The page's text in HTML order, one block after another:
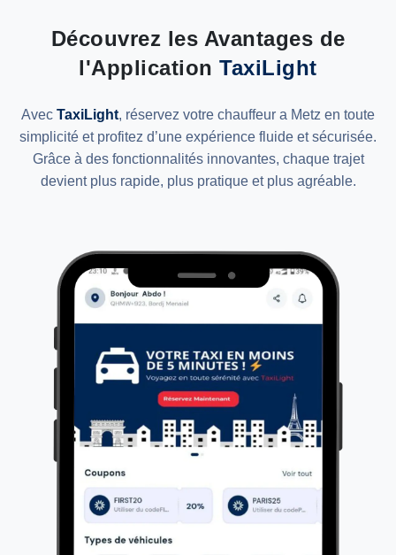
Découvrez les Avantages de
l'ApplicationTaxiLight
Avec TaxiLight, réservez votre chauffeur a Metz en toute
simplicité et profitez d’une expérience fluide et sécurisée.
Grâce à des fonctionnalités innovantes, chaque trajet
devient plus rapide, plus pratique et plus agréable.